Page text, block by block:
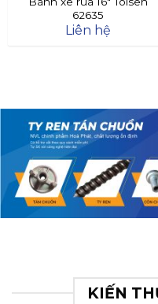
62635
Liên hệ
KIẾN